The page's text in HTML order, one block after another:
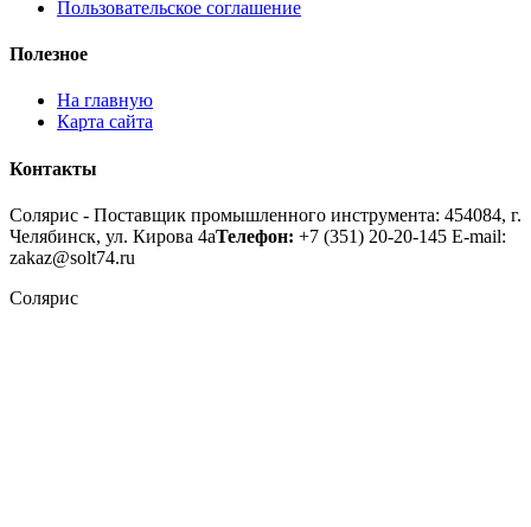
Пользовательское соглашение
Полезное
На главную
Карта сайта
Контакты
Солярис - Поставщик промышленного инструмента: 454084, г.
Челябинск, ул. Кирова 4аТелефон: +7 (351) 20-20-145 E-mail:
zakaz@solt74.ru
Солярис